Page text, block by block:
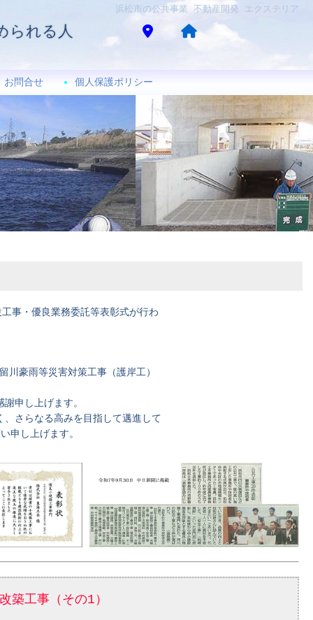
られる人
浜松市の公共事業 不動産開発 エクステリア
お問合せ 個人保護ポリシー
事・優良業務委託等表彰式が行わ
豪雨等災害対策工事（護岸工）
申し上げます。
さらなる高みを目指して邁進して
申し上げます。
工事（その1）